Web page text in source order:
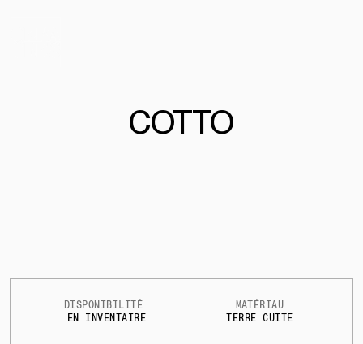
COTTO
DISPONIBILITÉ
EN INVENTAIRE
MATÉRIAU
TERRE CUITE